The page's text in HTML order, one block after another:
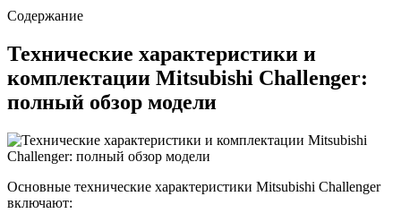
Содержание
Технические характеристики и
комплектации Mitsubishi Challenger:
полный обзор модели
Основные технические характеристики Mitsubishi Challenger
включают: